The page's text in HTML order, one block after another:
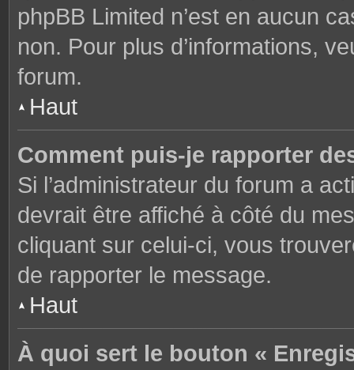
phpBB Limited n’est en aucun
non. Pour plus d’informations,
forum.
Haut
Comment puis-je rapporter
Si l’administrateur du forum a
devrait être affiché à côté du
cliquant sur celui-ci, vous
de rapporter le message.
Haut
À quoi sert le bouton «